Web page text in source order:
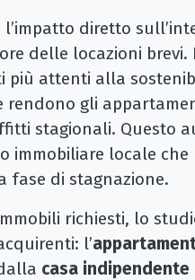
diretto
delle locazioni
più attenti alla
rendono gli
stagionali. Questo
immobiliare locale
fase di stagnazione.
richiesti, lo
l’
casa indipendente